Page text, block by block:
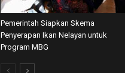
Pemerintah Siapkan Skema
Penyerapan Ikan Nelayan untuk
Program MBG